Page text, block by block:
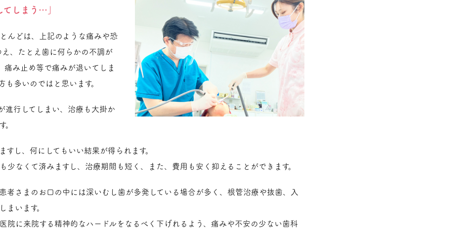
てしまう…」
んどは、上記のような痛みや恐
、たとえ歯に何らかの不調が
痛み止め等で痛みが退いてしま
多いのではと思います。
進行してしまい、治療も大掛か
。
し、何にしてもいい結果が得られます。
なくて済みますし、治療期間も短く、また、費用も安く抑えることができます。
者さまのお口の中には深いむし歯が多発している場合が多く、根管治療や抜歯、入
まいます。
院に来院する精神的なハードルをなるべく下げれるよう、痛みや不安の少ない歯科